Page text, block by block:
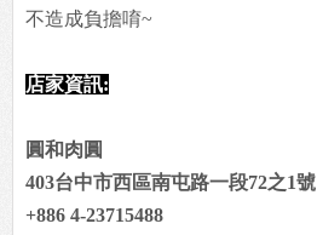
不造成負擔唷~
店家資訊:
圓和肉圓
403台中市西區南屯路一段72之1號
+886 4-23715488